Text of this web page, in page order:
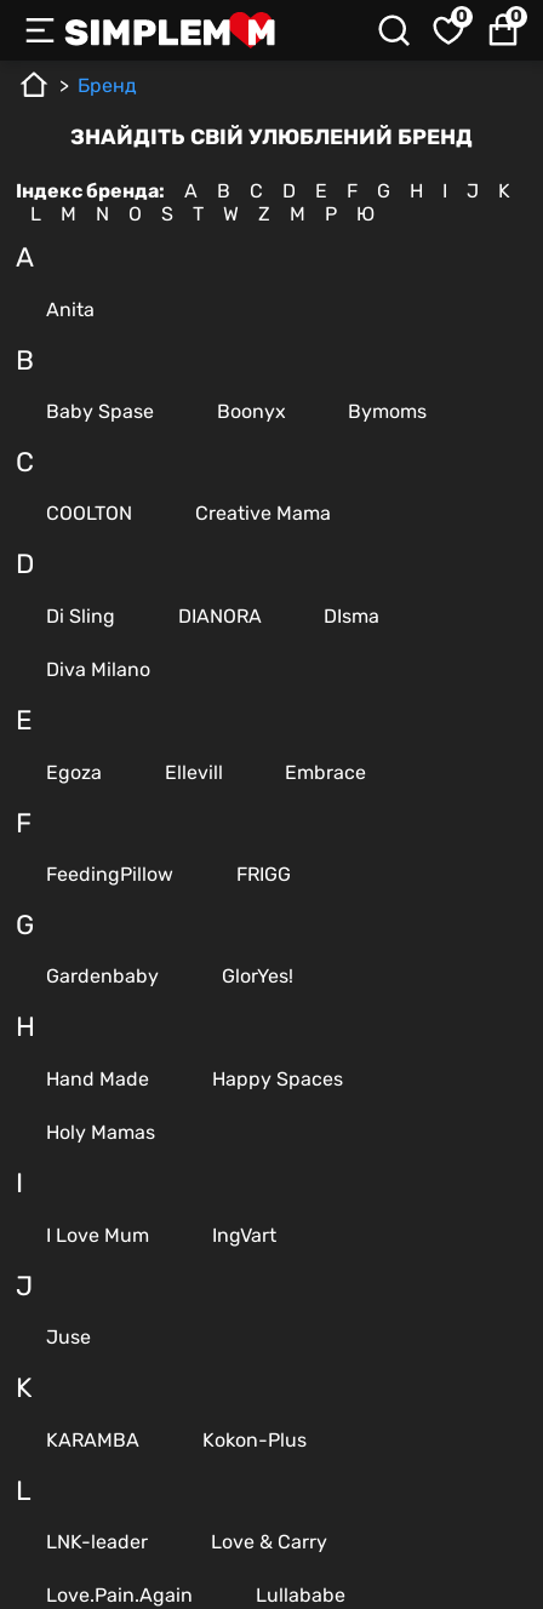
0 0
Бренд
ЗНАЙДІТЬ СВІЙ УЛЮБЛЕНИЙ БРЕНД
Індекс бренда: A B C D E F G H I J
K
L
M N O S T W Z М Р Ю
A
Anita
B
Baby Spase Boonyx Bymoms
C
COOLTON Creative Mama
D
Di Sling DIANORA DIsma
Diva Milano
E
Egoza Ellevill Embrace
F
FeedingPillow FRIGG
G
Gardenbaby GlorYes!
H
Hand Made Happy Spaces
Holy Mamas
I
I Love Mum IngVart
J
Juse
K
KARAMBA Kokon-Plus
L
LNK-leader Love & Carry
Love.Pain.Again Lullababe